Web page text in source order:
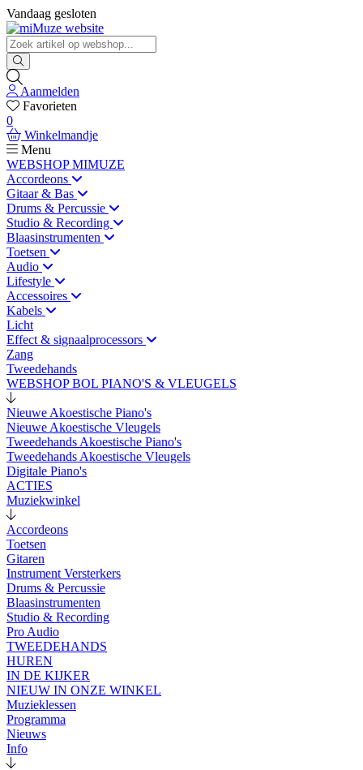
Vandaag gesloten
Aanmelden
Favorieten
0
Winkelmandje
Menu
WEBSHOP MIMUZE
Accordeons
Gitaar & Bas
Drums & Percussie
Studio & Recording
Blaasinstrumenten
Toetsen
Audio
Lifestyle
Accessoires
Kabels
Licht
Effect & signaalprocessors
Zang
Tweedehands
WEBSHOP BOL PIANO'S & VLEUGELS
Nieuwe Akoestische Piano's
Nieuwe Akoestische Vleugels
Tweedehands Akoestische Piano's
Tweedehands Akoestische Vleugels
Digitale Piano's
ACTIES
Muziekwinkel
Accordeons
Toetsen
Gitaren
Instrument Versterkers
Drums & Percussie
Blaasinstrumenten
Studio & Recording
Pro Audio
TWEEDEHANDS
HUREN
IN DE KIJKER
NIEUW IN ONZE WINKEL
Muzieklessen
Programma
Nieuws
Info